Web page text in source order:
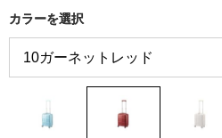
カラーを選択